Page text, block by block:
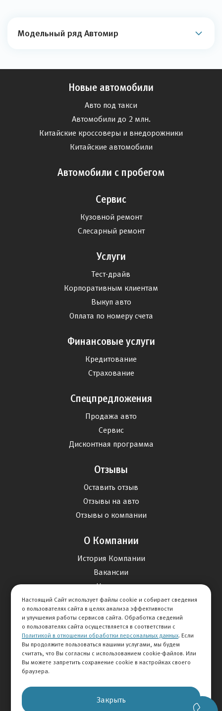
Модельный ряд Автомир
© 2026 АВТОМИР
Новые автомобили
Авто под такси
Автомобили до 2 млн.
Китайские кроссоверы и внедорожники
Китайские автомобили
Автомобили с пробегом
Сервис
Кузовной ремонт
Слесарный ремонт
Услуги
Тест-драйв
Корпоративным клиентам
Выкуп авто
Оплата по номеру счета
Финансовые услуги
Кредитование
Страхование
Спецпредложения
Продажа авто
Сервис
Дисконтная программа
Отзывы
Оставить отзыв
Отзывы на авто
Отзывы о компании
О Компании
История Компании
Вакансии
Новости
Карта сайта
Контакты
+7 495 292-60-60
Настоящий Сайт использует файлы cookie и собирает сведения
о пользователях сайта в целях анализа эффективности
и улучшения работы сервисов сайта. Обработка сведений
о пользователях сайта осуществляется в соответствии с
Политикой в отношении обработки персональных данных. Если
Вы продолжите пользоваться нашими услугами, мы будем
считать, что Вы согласны с использованием cookie-файлов. Или
Вы можете запретить сохранение cookie в настройках своего
браузера.
Закрыть